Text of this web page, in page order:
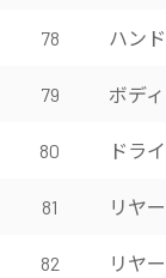
78 ハン
79 ボデ
80 ドラ
81 リヤ
82 リヤ